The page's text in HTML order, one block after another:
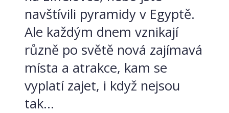
navštívili pyramidy v Egyptě.
Ale každým dnem vznikají
různě po světě nová zajímavá
místa a atrakce, kam se
vyplatí zajet, i když nejsou
tak...